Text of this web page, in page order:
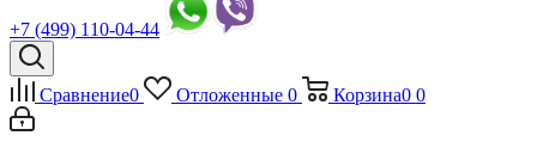
+7 (499) 110-04-44
Сравнение0 Отложенные 0 Корзина0 0